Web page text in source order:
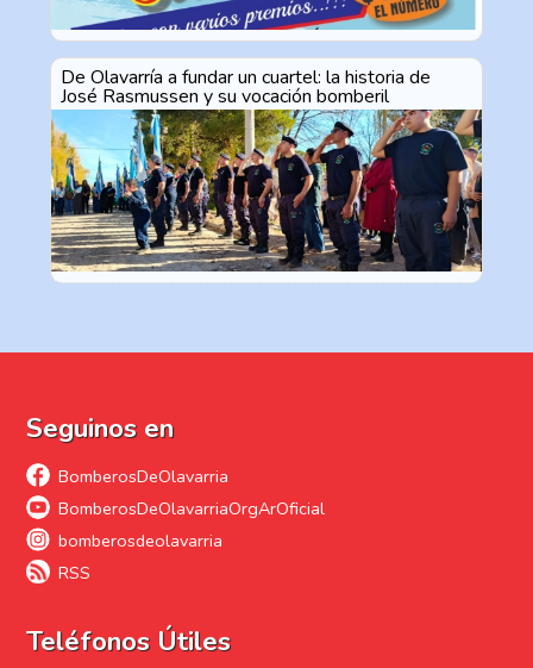
De Olavarría a fundar un cuartel: la historia de
José Rasmussen y su vocación bomberil
Seguinos en
BomberosDeOlavarria
BomberosDeOlavarriaOrgArOficial
bomberosdeolavarria
RSS
Teléfonos Útiles